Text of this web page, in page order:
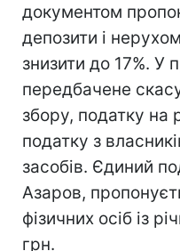
документом
депозити і
знизити до 17%. У
передбачене
збору, податку на
податку з
засобів. Єдиний
Азаров,
фізичних осіб із
грн.